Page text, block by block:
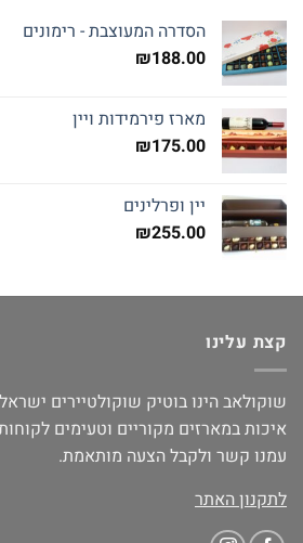
הסדרה המעוצבת - רימונים
₪188.00
מארז פירמידות ויין
₪175.00
יין ופרלינים
₪255.00
קצת עלינו
שוקולאב הינו בוטיק שוקולטיירים
איכות במארזים מקוריים וטעימים
עמנו קשר ולקבל הצעה מותאמת.
לתקנון האתר